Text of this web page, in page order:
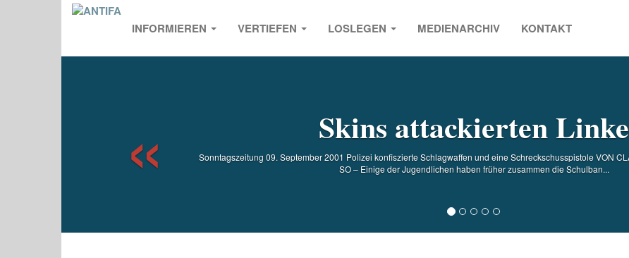
INFORMIEREN VERTIEFEN LOSLEGEN MEDIENARCHIV KONTAKT
Skins attackierten Linke
Sonntagszeitung 09. September 2001 Polizei konfiszierte Schlagwaffen und eine Schreckschusspistole VON
SO – Einige der Jugendlichen haben früher zusammen die Schulban...